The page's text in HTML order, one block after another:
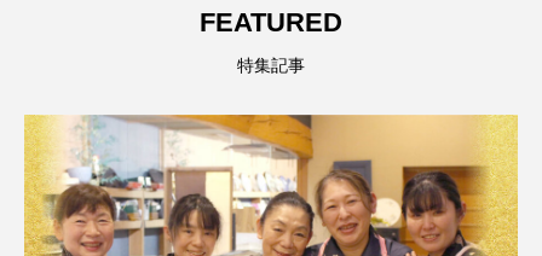
FEATURED
特集記事